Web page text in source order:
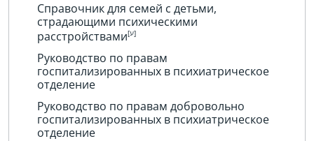
Справочник для семей с детьми,
страдающими психическими
расстройствами
Руководство по правам
госпитализированных в психиатрическое
отделение
Руководство по правам добровольно
госпитализированных в психиатрическое
отделение